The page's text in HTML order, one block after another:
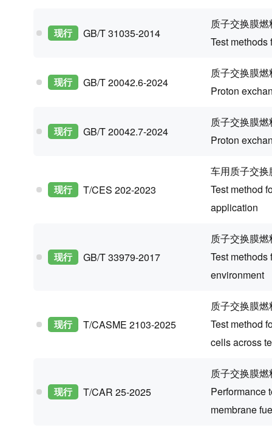
现行 GB/T 31035-2014
质子交换膜
Test
现行 GB/T 20042.6-2024
质子交换膜
Proton
现行 GB/T 20042.7-2024
质子交换膜
Proton
现行 T/CES 202-2023
车用质子交
Test method
application
现行 GB/T 33979-2017
质子交换膜
Test
environment
现行 T/CASME 2103-2025
质子交换膜
Test method
cells across
现行 T/CAR 25-2025
质子交换膜
Performance
membrane